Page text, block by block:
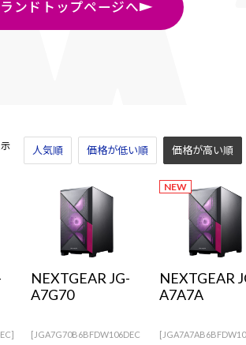
ンドトップページへ
人気順 価格が低い順 価格が高い順
NEXTGEAR JG-
A7G70
[JGA7G70B6BFDW106DEC
NEW
NEXTGEAR
A7A7A